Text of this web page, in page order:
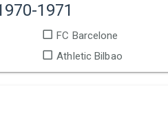
1971
FC Barcelone
Athletic Bilbao